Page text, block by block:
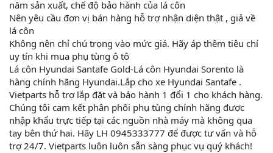
năm sản xuất, chế độ bảo hành của lá côn
Nên yêu cầu đơn vị bán hàng hỗ trợ nhận diện thật , giả về
lá côn
Không nên chỉ chú trọng vào mức giá. Hãy áp thêm tiêu chí
uy tín khi mua phụ tùng ô tô
Lá côn Hyundai Santafe Gold-Lá côn Hyundai Sorento là
hàng chính hãng Hyundai.Lắp cho xe Hyundai Santafe .
Vietparts hỗ trợ lắp đặt và bảo hành 1 đổi 1 cho khách hàng.
Chúng tôi cam kết phân phối phụ tùng chính hãng được
nhập khẩu trực tiếp tại các nguồn nhà máy mà không qua
tay bên thứ hai. Hãy LH 0945333777 để được tư vấn và hỗ
trợ 24/7. Vietparts luôn luôn sẵn sàng phục vụ quý khách!